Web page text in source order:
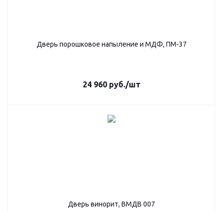
Дверь порошковое напыление и МДФ, ПМ-37
24 960руб./шт
Дверь винорит, ВМДВ 007